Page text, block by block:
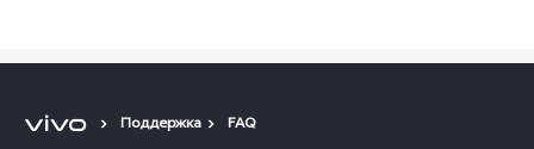
Поддержка FAQ